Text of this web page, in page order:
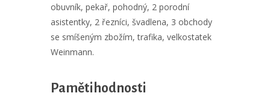
obuvník, pekař, pohodný, 2 porodní
asistentky, 2 řezníci, švadlena, 3 obchody
se smíšeným zbožím, trafika, velkostatek
Weinmann.
Pamětihodnosti